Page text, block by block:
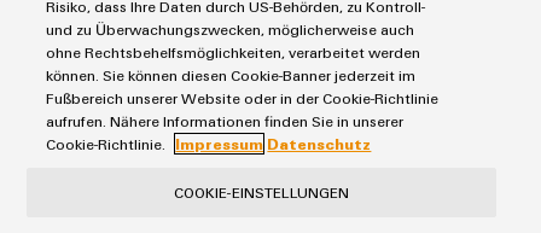
Weidmüller
Configurator
Digital
Engineering
neuen Niveau
‒ intuitiv,
schnell
Weidmüller GmbH & Co KG
Klingenbergstraße 26
32758 Detmold
Tel.: +49 5231 14-280
Risiko, dass Ihre Daten durch US-Behörden, zu Kontroll-
und zu Überwachungszwecken, möglicherweise auch
ohne Rechtsbehelfsmöglichkeiten, verarbeitet werden
können. Sie können diesen Cookie-Banner jederzeit im
Fußbereich unserer Website oder in der Cookie-Richtlinie
aufrufen. Nähere Informationen finden Sie in unserer
Cookie-Richtlinie.
Impressum Datenschutz
COOKIE-EINSTELLUNGEN